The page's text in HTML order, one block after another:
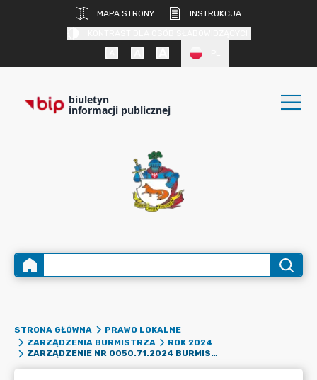
MAPA STRONY
INSTRUKCJA
biuletyn
informacji publicznej
STRONA GŁÓWNA
PRAWO LOKALNE
ZARZĄDZENIA BURMISTRZA
ROK 2024
ZARZĄDZENIE NR 0050.71.2024 BURMISTRZA GMINY I MIASTA TULISZKÓW Z DNIA 26 LIPCA 2024 R. W SPRAWIE PRZEKAZANIA INFORMACJI PODLEGŁYM JEDNOSTKOM ORGANIZACYJNYM O OSTATECZNYCH KWOTACH DOCHODÓW I WYDATKÓW NA 2024 ROK